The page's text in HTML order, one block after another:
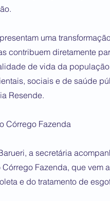
uma
contribuem diretamente
de vida da
sociais e de saúde
Resende.
Córrego Fazenda
a secretária
Fazenda, que vem
e do tratamento de